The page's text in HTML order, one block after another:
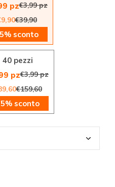
pz€3,99 pz
€39,90
sconto
40 pezzi
pz€3,99 pz
€159,60
sconto